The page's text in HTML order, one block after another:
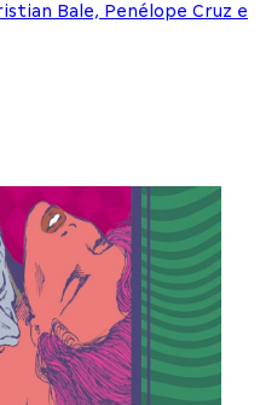
Bale, Penélope Cruz e